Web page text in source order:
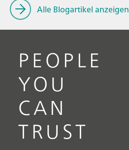
Alle Blogartikel anzeigen
PEOPLE
YOU
CAN
TRUST